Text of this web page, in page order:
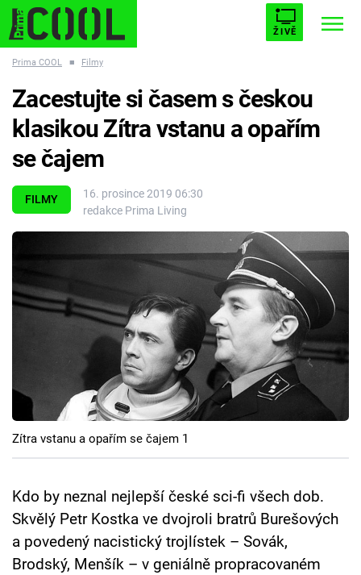
ŽIVĚ
ESCAPE PLNEJ KOTEL AVENGERS 5
Témata
Filmy
Seriály
Cool Esport
Pořady
TV Program
Sledujte prima+
Přihlášení
Prima COOL ■ Filmy
FILMY
16. prosince 2019 06:30
redakce Prima Living
Zacestujte si časem s českou
klasikou Zítra vstanu a opařím
se čajem
Zítra vstanu a opařím se čajem 1
Kdo by neznal nejlepší české sci-fi všech dob.
Skvělý Petr Kostka ve dvojroli bratrů Burešových
a povedený nacistický trojlístek – Sovák,
Brodský, Menšík – v geniálně propracovaném